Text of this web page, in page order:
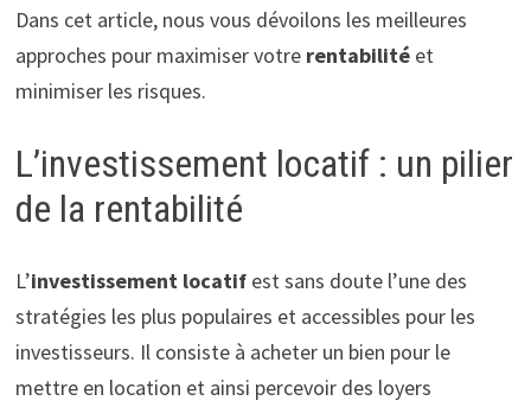
Dans cet article, nous vous dévoilons les meilleures
approches pour maximiser votre rentabilitéet
minimiser les risques.
L’investissement locatif : un pilier
de la rentabilité
L’investissement locatifest sans doute l’une des
stratégies les plus populaires et accessibles pour les
investisseurs. Il consiste à acheter un bien pour le
mettre en location et ainsi percevoir des loyers